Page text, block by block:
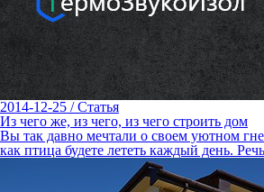
2014-12-25 / Статья
Из чего же, из чего, из чего строить дом
Вы так давно мечтали о своем уютном
как птица будете лететь каждый день.